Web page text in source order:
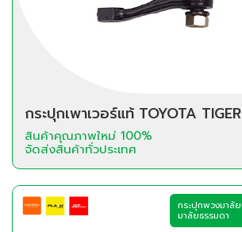
กระปุกเพาเวอร์แท้ TOYOTA
สินค้าคุณภาพใหม่ 100%
จัดส่งสินค้าทั่วประเทศ
กระปุกพวงมาลั
มาลัยธรรมดา